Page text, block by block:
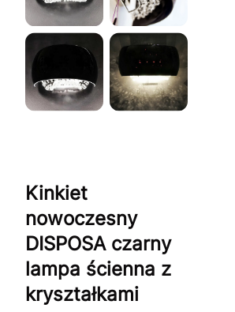
Kinkiet
nowoczesny
DISPOSA czarny
lampa ścienna z
kryształkami